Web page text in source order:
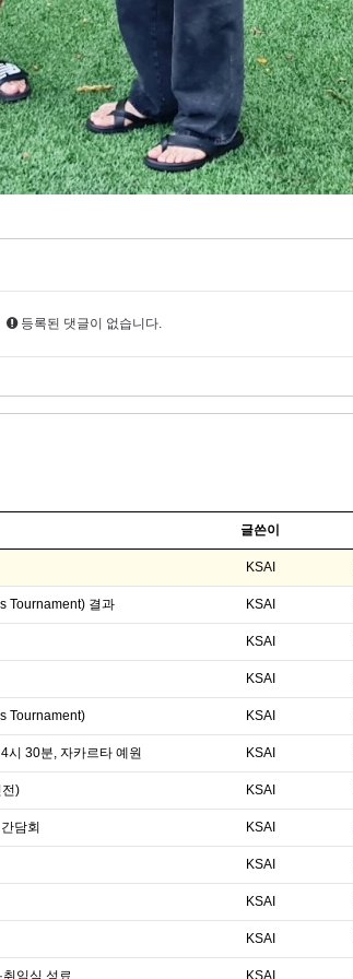
등록된 댓글이 없습니다.
글쓴이
KSAI
Tournament) 결과 KSAI
KSAI
KSAI
Tournament) KSAI
시 30분, 자카르타 예원 KSAI
) KSAI
담회 KSAI
KSAI
KSAI
KSAI